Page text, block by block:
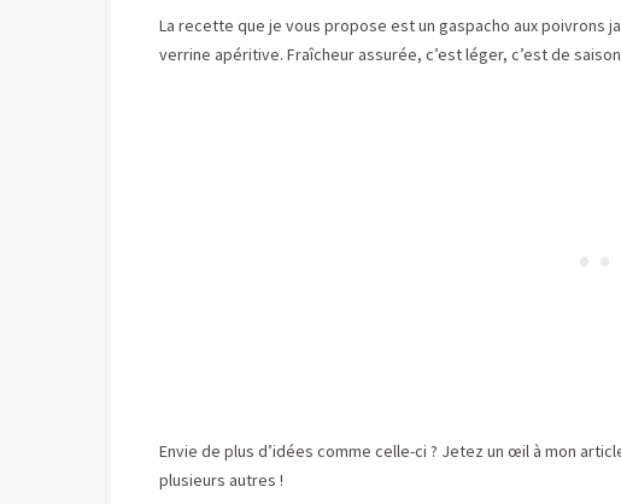
La recette que je vous propose est un gaspacho aux poivrons
verrine apéritive. Fraîcheur assurée, c’est léger, c’est de
Envie de plus d’idées comme celle-ci ? Jetez un œil à mon
plusieurs autres !